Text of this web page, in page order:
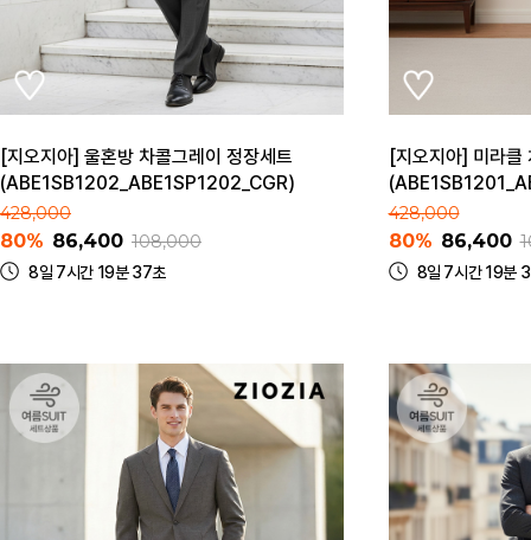
[지오지아] 울혼방 차콜그레이 정장세트
(ABE1SB1202_ABE1SP1202_CGR)
428,000
80% 86,400 108,000
8일 7시간 19분 37초
[지오지아] 미라클
428,000
80% 86,400
8일 7시간 19분